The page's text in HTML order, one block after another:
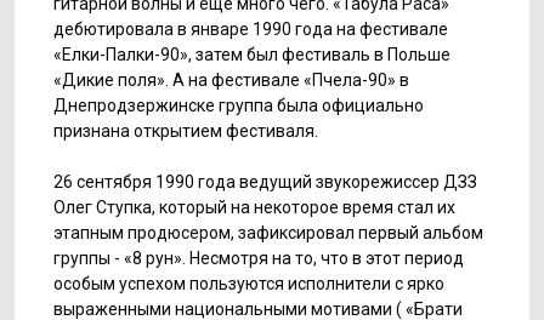
дебютировала в январе 1990 года на фестивале
«Елки-Палки-90», затем был фестиваль в Польше
«Дикие поля». А на фестивале «Пчела-90» в
Днепродзержинске группа была официально
признана открытием фестиваля.
26 сентября 1990 года ведущий звукорежиссер ДЗЗ
Олег Ступка, который на некоторое время стал их
этапным продюсером, зафиксировал первый альбом
группы - «8 рун». Несмотря на то, что в этот период
особым успехом пользуются исполнители с ярко
выраженными национальными мотивами ( «Брати